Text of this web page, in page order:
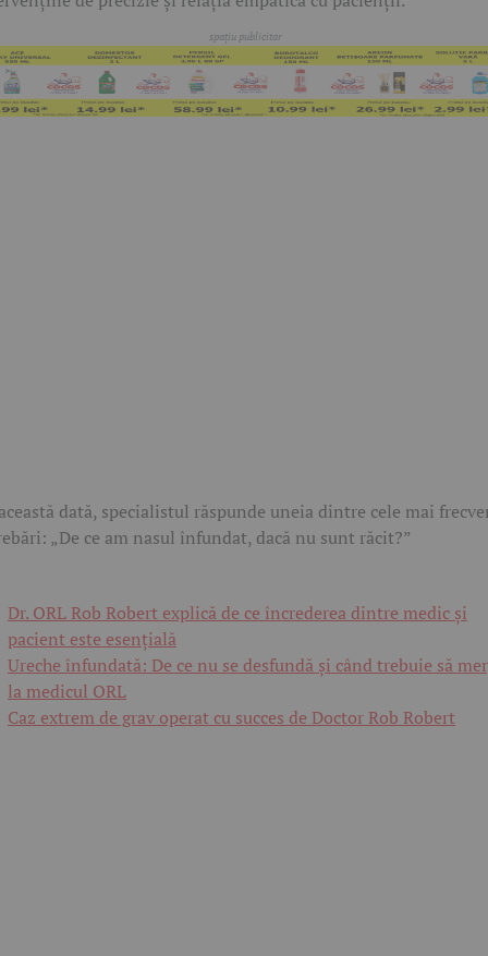
dată, specialistul răspunde uneia dintre cele mai
„De ce am nasul înfundat, dacă nu sunt răcit?”
Dr. ORL Rob Robert explică de ce încrederea dintre medic și
pacient este esențială
Ureche înfundată: De ce nu se desfundă și când trebuie să
la medicul ORL
Caz extrem de grav operat cu succes de Doctor Rob Robert